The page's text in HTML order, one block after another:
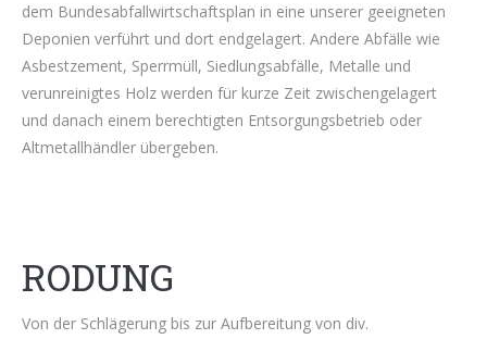
dem Bundesabfallwirtschaftsplan in eine unserer geeigneten
Deponien verführt und dort endgelagert. Andere Abfälle wie
Asbestzement, Sperrmüll, Siedlungsabfälle, Metalle und
verunreinigtes Holz werden für kurze Zeit zwischengelagert
und danach einem berechtigten Entsorgungsbetrieb oder
Altmetallhändler übergeben.
RODUNG
Von der Schlägerung bis zur Aufbereitung von div.